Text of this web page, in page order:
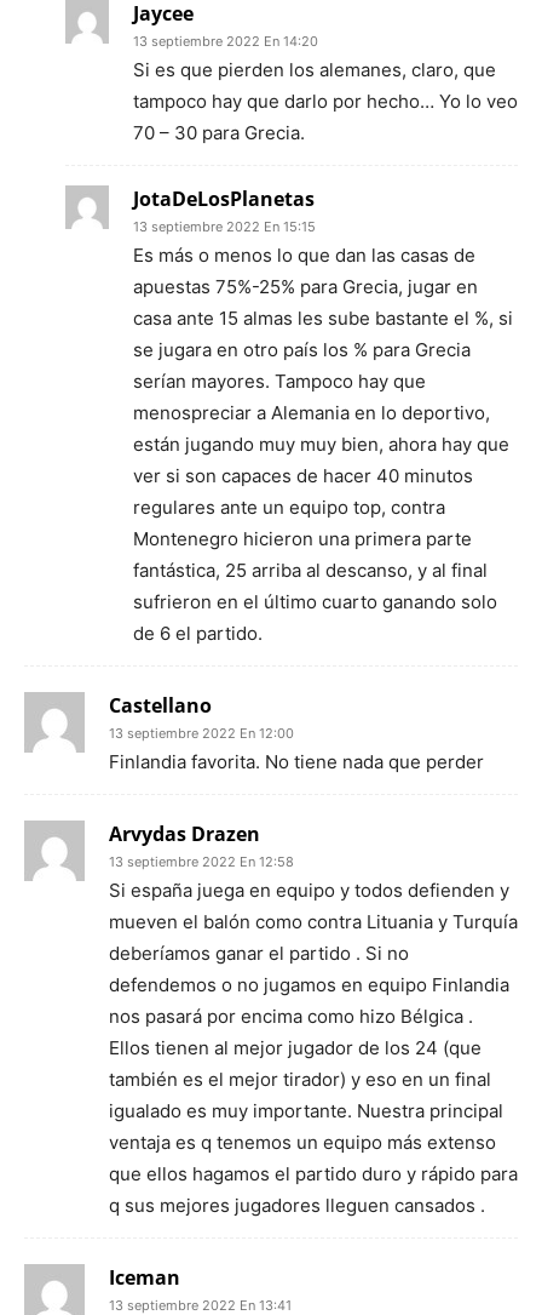
Jaycee
13 septiembre 2022 En 14:20
Si es que pierden los alemanes, claro, que
tampoco hay que darlo por hecho… Yo lo veo
70 – 30 para Grecia.
JotaDeLosPlanetas
13 septiembre 2022 En 15:15
Es más o menos lo que dan las casas de
apuestas 75%-25% para Grecia, jugar en
casa ante 15 almas les sube bastante el %, si
se jugara en otro país los % para Grecia
serían mayores. Tampoco hay que
menospreciar a Alemania en lo deportivo,
están jugando muy muy bien, ahora hay que
ver si son capaces de hacer 40 minutos
regulares ante un equipo top, contra
Montenegro hicieron una primera parte
fantástica, 25 arriba al descanso, y al final
sufrieron en el último cuarto ganando solo
de 6 el partido.
Castellano
13 septiembre 2022 En 12:00
Finlandia favorita. No tiene nada que perder
Arvydas Drazen
13 septiembre 2022 En 12:58
Si españa juega en equipo y todos defienden y
mueven el balón como contra Lituania y Turquía
deberíamos ganar el partido . Si no
defendemos o no jugamos en equipo Finlandia
nos pasará por encima como hizo Bélgica .
Ellos tienen al mejor jugador de los 24 (que
también es el mejor tirador) y eso en un final
igualado es muy importante. Nuestra principal
ventaja es q tenemos un equipo más extenso
que ellos hagamos el partido duro y rápido para
q sus mejores jugadores lleguen cansados .
Iceman
13 septiembre 2022 En 13:41